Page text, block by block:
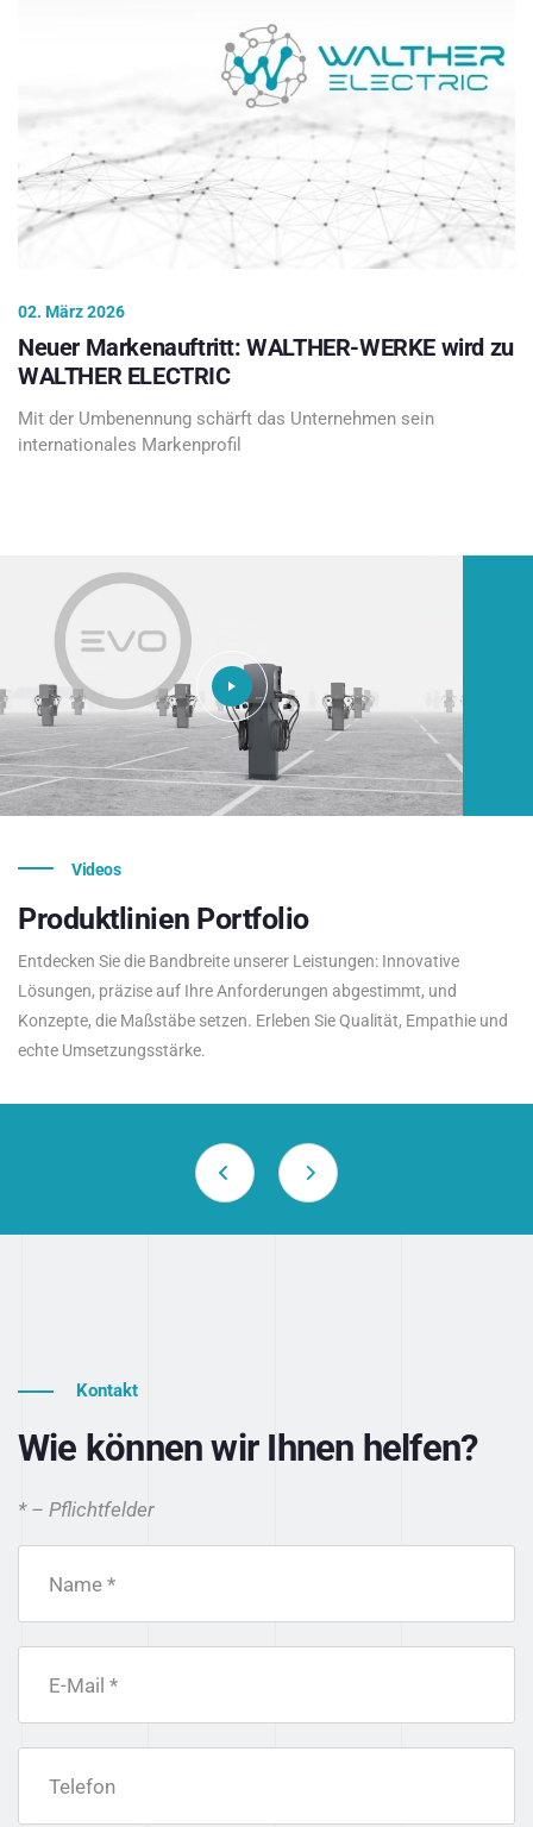
02. März 2026
Neuer Markenauftritt: WALTHER-WERKE wird zu
WALTHER ELECTRIC
Mit der Umbenennung schärft das Unternehmen sein
internationales Markenprofil
Videos
Produktlinien Portfolio
Entdecken Sie die Bandbreite unserer Leistungen: Innovative
Lösungen, präzise auf Ihre Anforderungen abgestimmt, und
Konzepte, die Maßstäbe setzen. Erleben Sie Qualität, Empathie und
echte Umsetzungsstärke.
Kontakt
Wie können wir Ihnen helfen?
* – Pflichtfelder
Name *
E-Mail *
Telefon